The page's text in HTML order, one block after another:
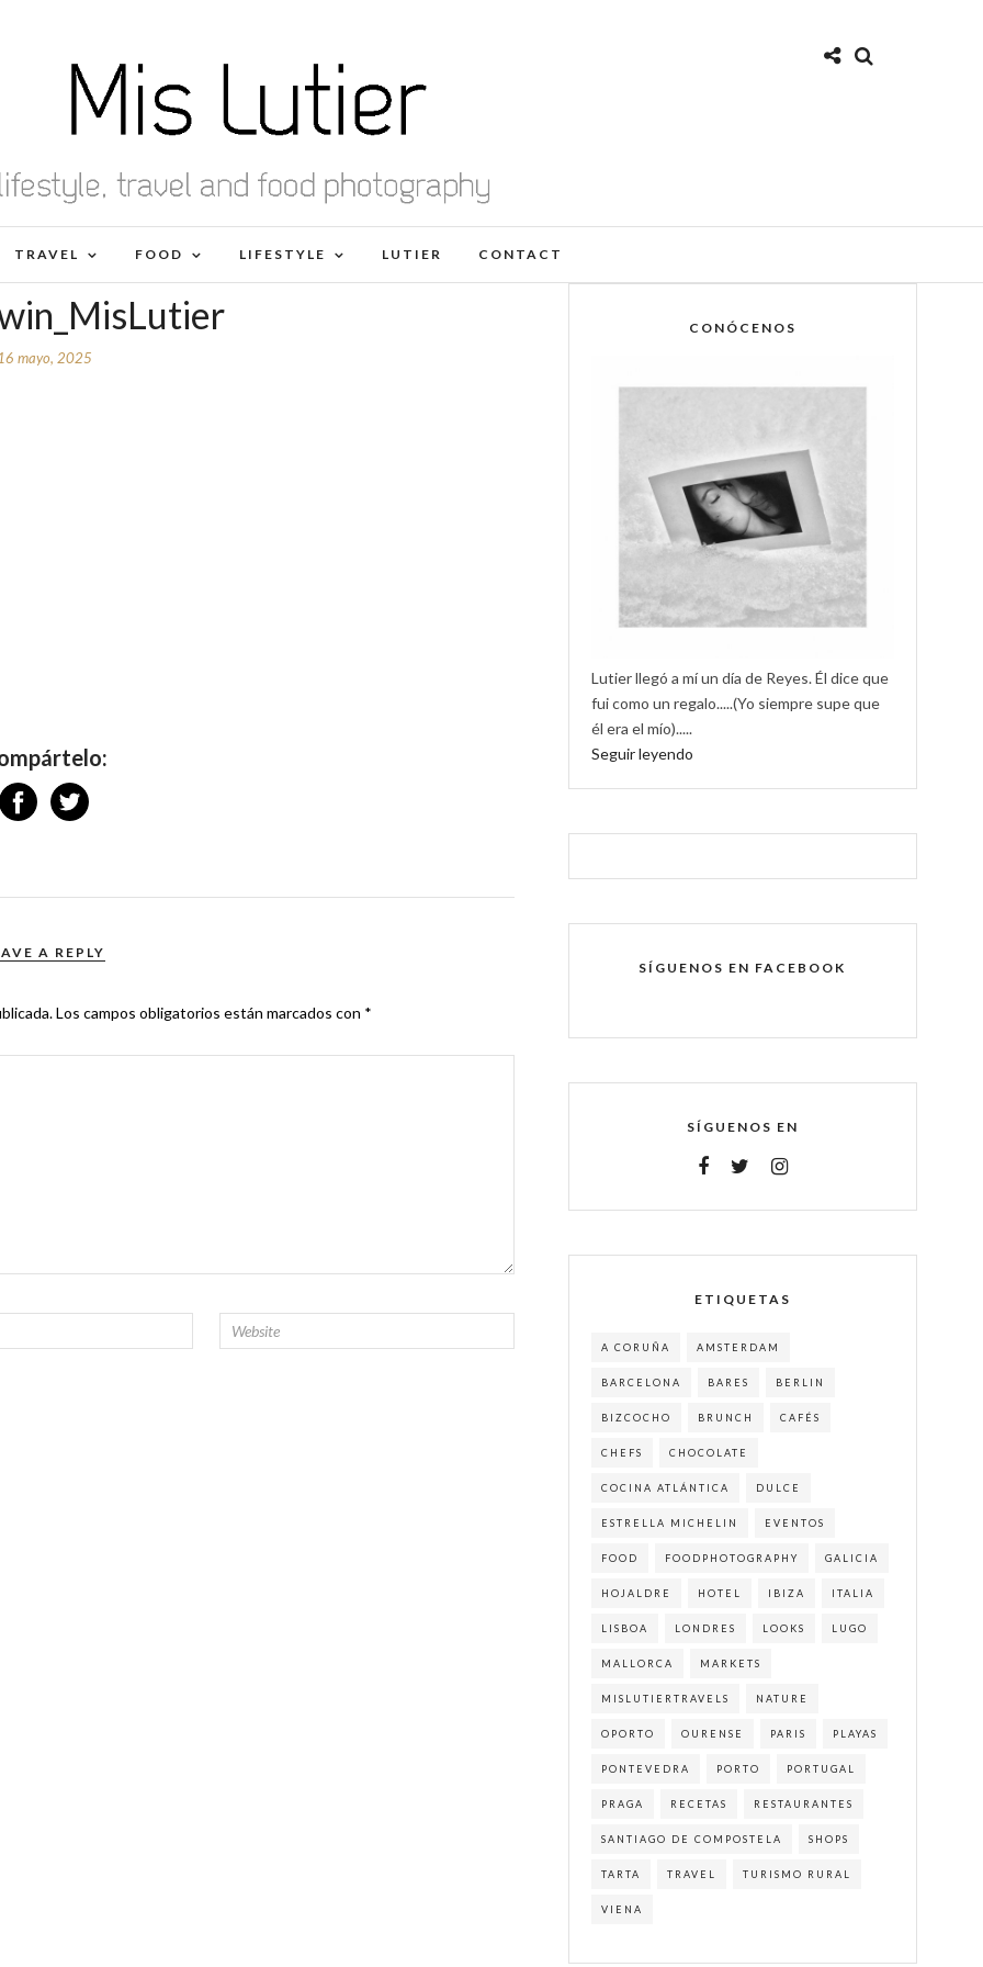
TRAVEL FOOD LIFESTYLE LUTIER CONTACT
mayo, 2025
A REPLY
Los campos obligatorios están marcados con *
CONÓCENOS
Lutier llegó a mí un día de Reyes. Él dice que
fui como un regalo.....(Yo siempre supe que
él era el mío).....
Seguir leyendo
SÍGUENOS EN FACEBOOK
SÍGUENOS EN
ETIQUETAS
A CORUÑA AMSTERDAM
BARCELONA BARES BERLIN
BIZCOCHO BRUNCH CAFÉS
CHEFS CHOCOLATE
COCINA ATLÁNTICA DULCE
ESTRELLA MICHELIN EVENTOS
FOOD FOODPHOTOGRAPHY GALICIA
HOJALDRE HOTEL IBIZA ITALIA
LISBOA LONDRES LOOKS LUGO
MALLORCA MARKETS
MISLUTIERTRAVELS NATURE
OPORTO OURENSE PARIS PLAYAS
PONTEVEDRA PORTO PORTUGAL
PRAGA RECETAS RESTAURANTES
SANTIAGO DE COMPOSTELA SHOPS
TARTA TRAVEL TURISMO RURAL
VIENA